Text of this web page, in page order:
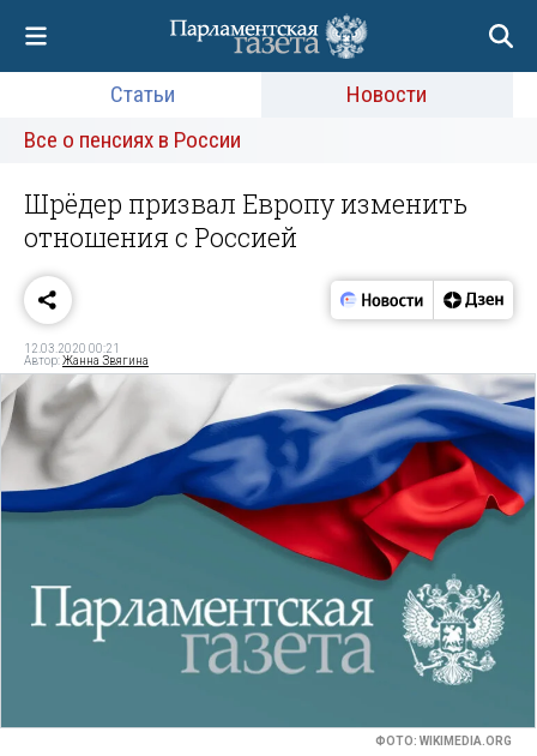
Статьи
Новости
Все о пенсиях в России
Шрёдер призвал Европу изменить
отношения с Россией
12.03.2020 00:21
Автор:Жанна Звягина
ФОТО: WIKIMEDIA.ORG